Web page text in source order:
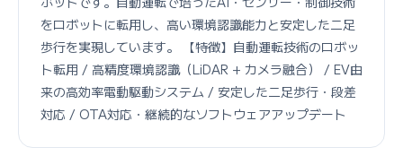
をロボットに転用し、高い環境認識能力と安定した二足
歩行を実現しています。 【特徴】自動運転技術のロボッ
ト転用 / 高精度環境認識（LiDAR + カメラ融合） / EV由
来の高効率電動駆動システム / 安定した二足歩行・段差
対応 / OTA対応・継続的なソフトウェアアップデート